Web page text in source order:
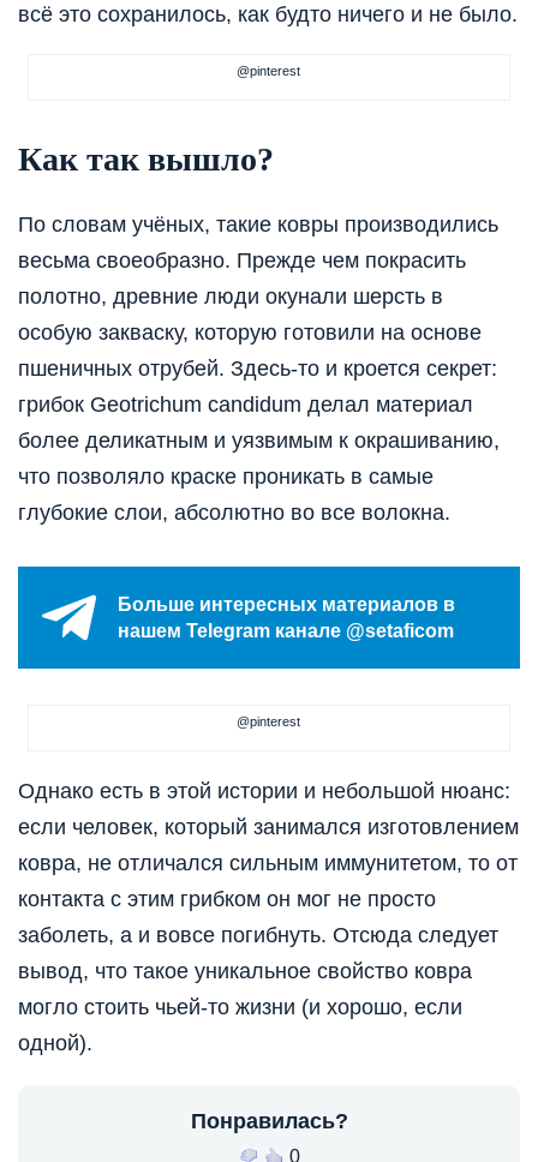
всё это сохранилось, как будто ничего и не было.
@pinterest
Как так вышло?
По словам учёных, такие ковры производились
весьма своеобразно. Прежде чем покрасить
полотно, древние люди окунали шерсть в
особую закваску, которую готовили на основе
пшеничных отрубей. Здесь-то и кроется секрет:
грибок Geotrichum candidum делал материал
более деликатным и уязвимым к окрашиванию,
что позволяло краске проникать в самые
глубокие слои, абсолютно во все волокна.
Больше интересных материалов в
нашем Telegram канале @setaficom
@pinterest
Однако есть в этой истории и небольшой нюанс:
если человек, который занимался изготовлением
ковра, не отличался сильным иммунитетом, то от
контакта с этим грибком он мог не просто
заболеть, а и вовсе погибнуть. Отсюда следует
вывод, что такое уникальное свойство ковра
могло стоить чьей-то жизни (и хорошо, если
одной).
Понравилась?
0